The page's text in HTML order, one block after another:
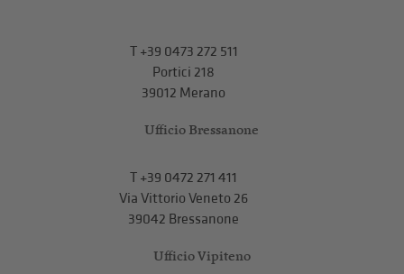
T+39 0473 272 511
Portici 218
39012 Merano
Ufficio Bressanone
T +39 0472 271 411
Via Vittorio Veneto 26
39042 Bressanone
Ufficio Vipiteno